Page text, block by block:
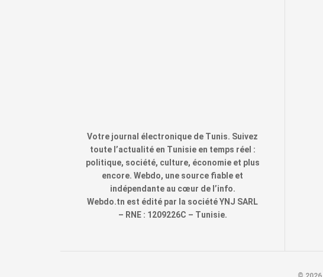
Votre journal électronique de Tunis. Suivez
toute l’actualité en Tunisie en temps réel :
politique, société, culture, économie et plus
encore. Webdo, une source fiable et
indépendante au cœur de l’info.
Webdo.tn est édité par la société YNJ SARL
– RNE : 1209226C – Tunisie.